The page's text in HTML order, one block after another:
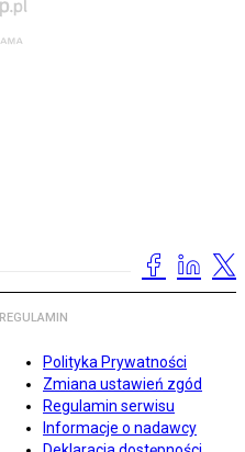
REGULAMIN
Polityka Prywatności
Zmiana ustawień zgód
Regulamin serwisu
Informacje o nadawcy